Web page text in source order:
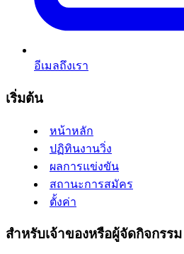
อีเมลถึงเรา
เริ่มต้น
หน้าหลัก
ปฏิทินงานวิ่ง
ผลการแข่งขัน
สถานะการสมัคร
ตั้งค่า
สำหรับเจ้าของหรือผู้จัดกิจกรรม